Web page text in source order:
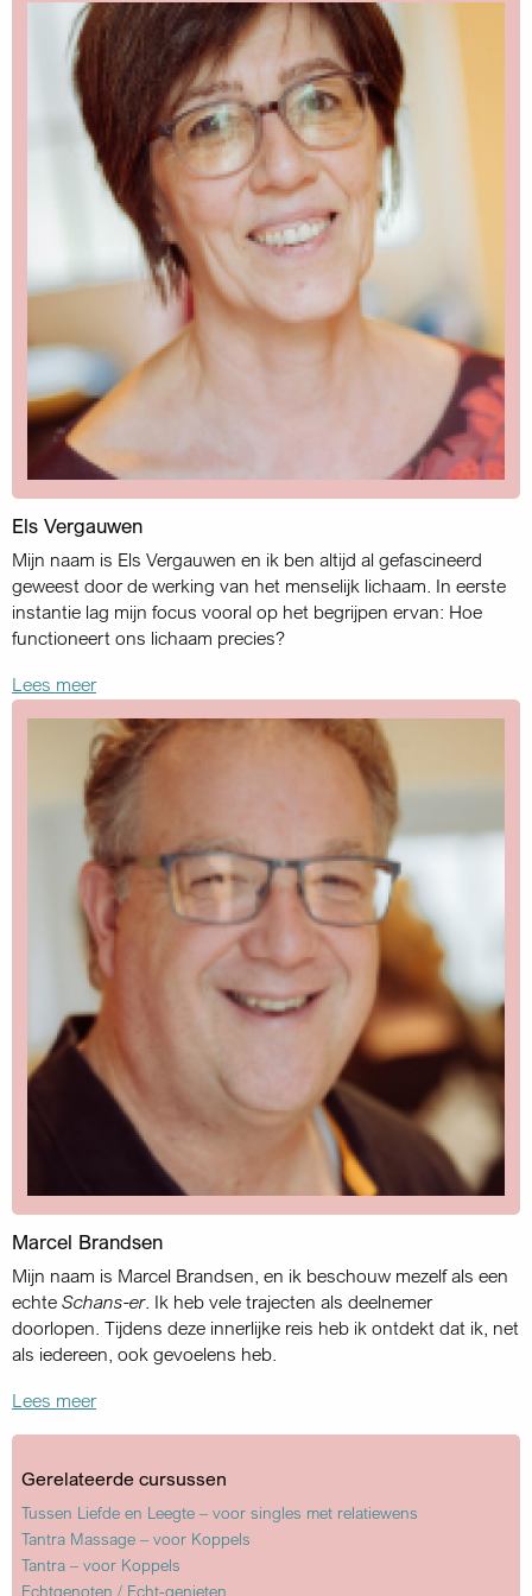
Els Vergauwen
Mijn naam is Els Vergauwen en ik ben altijd al gefascineerd
geweest door de werking van het menselijk lichaam. In eerste
instantie lag mijn focus vooral op het begrijpen ervan: Hoe
functioneert ons lichaam precies?
Lees meer
Marcel Brandsen
Mijn naam is Marcel Brandsen, en ik beschouw mezelf als een
echte Schans-er. Ik heb vele trajecten als deelnemer
doorlopen. Tijdens deze innerlijke reis heb ik ontdekt dat ik, net
als iedereen, ook gevoelens heb.
Lees meer
Gerelateerde cursussen
Tussen Liefde en Leegte – voor singles met relatiewens
Tantra Massage – voor Koppels
Tantra – voor Koppels
Echtgenoten / Echt-genieten